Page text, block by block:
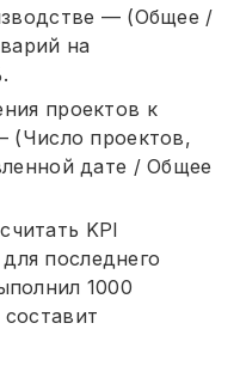
— (Общее /
на
проектов к
(Число проектов,
дате / Общее
KPI
последнего
1000